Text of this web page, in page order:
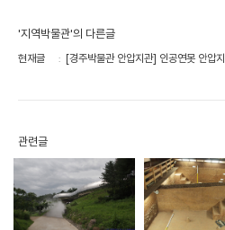
'지역박물관'의 다른글
현재글 [경주박물관 안압지관] 인공연못 안압지
관련글